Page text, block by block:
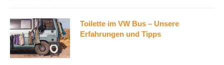
Toilette im VW Bus – Unsere
Erfahrungen und Tipps